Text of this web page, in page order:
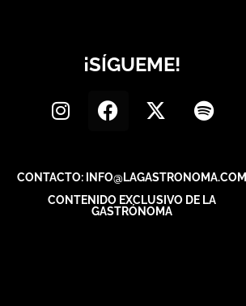
¡SÍGUEME!
CONTACTO: INFO@LAGASTRONOMA.COM
CONTENIDO EXCLUSIVO DE LA
GASTRÓNOMA